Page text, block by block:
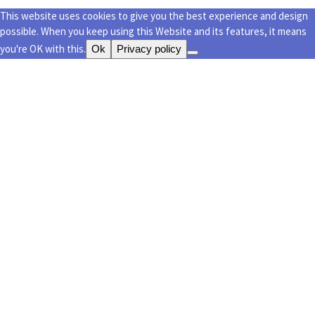
This website uses cookies to give you the best experience and design
possible. When you keep using this Website and its features, it means
you're OK with this. Ok Privacy policy